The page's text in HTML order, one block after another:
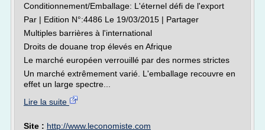
Conditionnement/Emballage: L'éternel défi de l'export
Par | Edition N°:4486 Le 19/03/2015 | Partager
Multiples barrières à l'international
Droits de douane trop élevés en Afrique
Le marché européen verrouillé par des normes strictes
Un marché extrêmement varié. L'emballage recouvre en
effet un large spectre...
Lire la suite
Site : http://www.leconomiste.com